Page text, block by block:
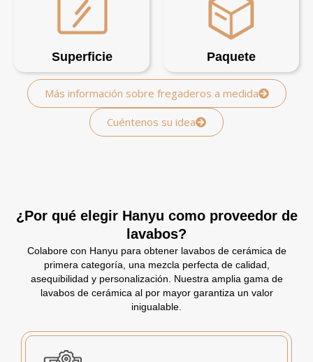
Superficie Paquete
Más información sobre fregaderos a medida
Cuéntenos su idea
¿Por qué elegir Hanyu como proveedor de
lavabos?
Colabore con Hanyu para obtener lavabos de cerámica de
primera categoría, una mezcla perfecta de calidad,
asequibilidad y personalización. Nuestra amplia gama de
lavabos de cerámica al por mayor garantiza un valor
inigualable.